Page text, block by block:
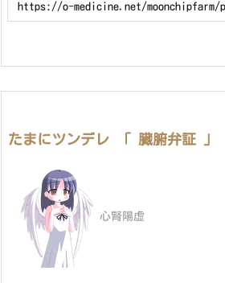
たまにツンデレ 「 臓腑弁証 」
心腎陽虚